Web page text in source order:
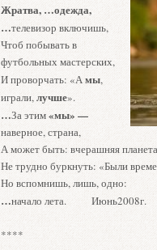
Жратва, …одежда,
…телевизор включишь,
Чтоб побывать в
футбольных мастерских,
И проворчать: «Амы,
играли,лучше».
…За этим«мы» —
наверное, страна,
А может быть: вчерашняя
Не трудно буркнуть: «Были
Но вспомнишь, лишь, одно:
…начало лета. Июнь2008г.
****